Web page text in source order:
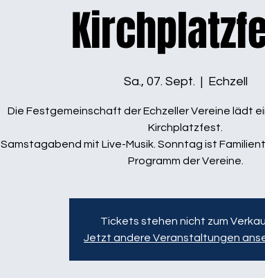
Sa., 07. Sept.
  |
Echzell
Die Festgemeinschaft der Echzeller Vereine lädt
Kirchplatzfest.
Samstagabend mit Live-Musik. Sonntag ist
Programm der Vereine.
Tickets stehen nicht zum
Jetzt andere Veranstaltungen